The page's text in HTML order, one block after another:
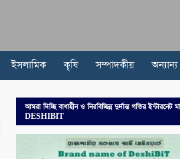
ইসলামিক কৃষি সম্পাদকীয় অন্যান্য
আমরা দিচ্ছি বাধাহীন ও নিরবিচ্ছিন্ন দুর্দান্ত গতির ইন্টারনেট
DESHIBIT